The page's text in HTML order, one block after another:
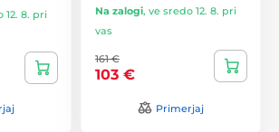
12. 8. pri
Na zalogi, ve sredo 12. 8. pri
vas
161 €
103 €
Primerjaj